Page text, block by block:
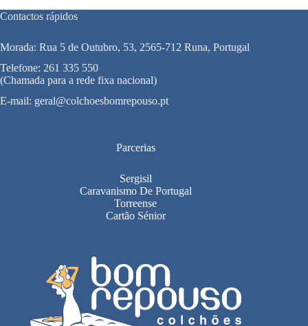
Contactos rápidos
Morada: Rua 5 de Outubro, 53, 2565-712 Runa, Portugal
Telefone: 261 335 550
(Chamada para a rede fixa nacional)
E-mail: geral@colchoesbomrepouso.pt
Parcerias
Sergisil
Caravanismo De Portugal
Torreense
Cartão Sénior